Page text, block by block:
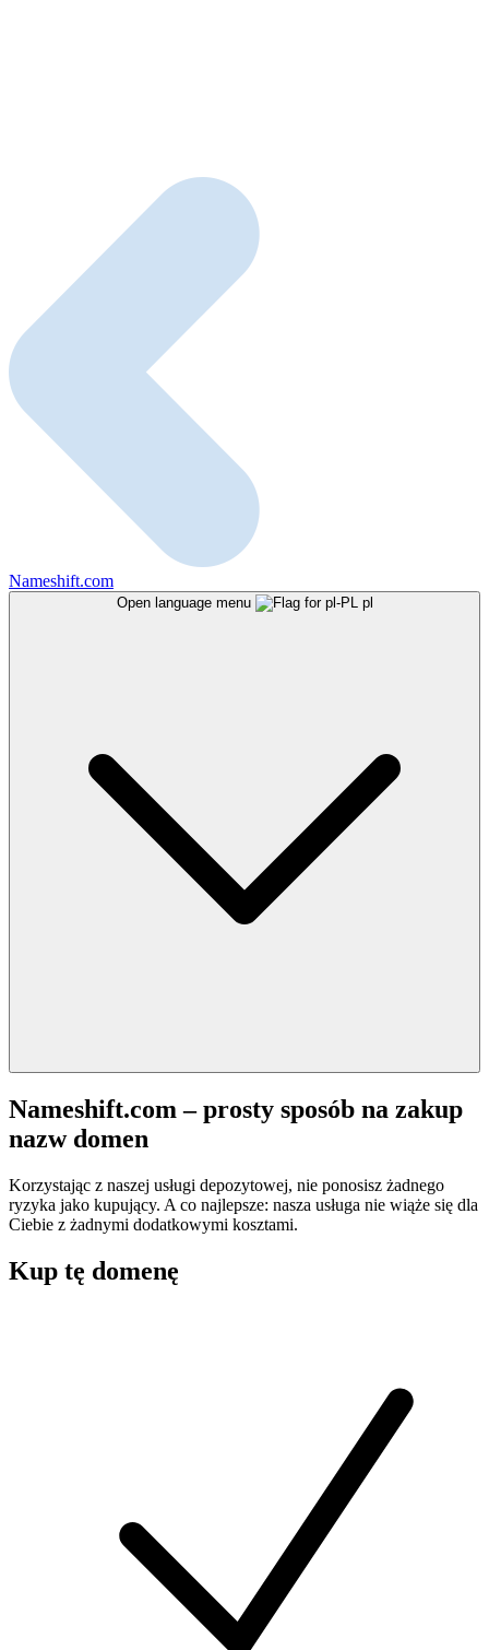
Nameshift.com
Open language menu pl
Nameshift.com – prosty sposób na zakup
nazw domen
Korzystając z naszej usługi depozytowej, nie ponosisz żadnego
ryzyka jako kupujący. A co najlepsze: nasza usługa nie wiąże się dla
Ciebie z żadnymi dodatkowymi kosztami.
Kup tę domenę